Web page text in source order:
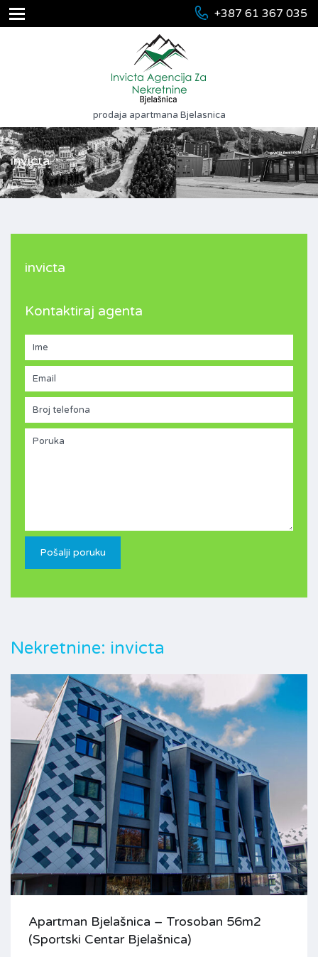
+387 61 367 035
prodaja apartmana Bjelasnica
invicta
invicta
Kontaktiraj agenta
Nekretnine: invicta
Apartman Bjelašnica – Trosoban 56m2
(Sportski Centar Bjelašnica)